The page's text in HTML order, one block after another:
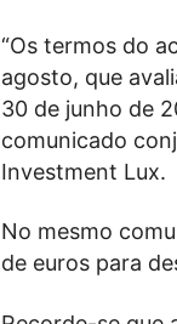
“Os termos do
agosto, que
30 de junho de
comunicado
Investment Lux.
No mesmo
de euros para